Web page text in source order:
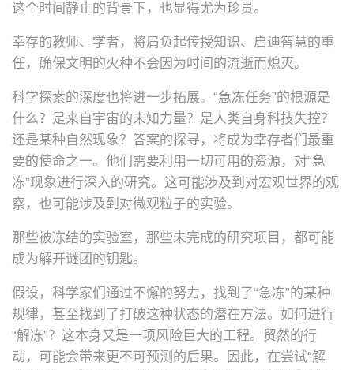
这个时间静止的背景下，也显得尤为珍贵。
幸存的教师、学者，将肩负起传授知识、启迪智慧的重
任，确保文明的火种不会因为时间的流逝而熄灭。
科学探索的深度也将进一步拓展。“急冻任务”的根源是
什么？是来自宇宙的未知力量？是人类自身科技失控？
还是某种自然现象？答案的探寻，将成为幸存者们最重
要的使命之一。他们需要利用一切可用的资源，对“急
冻”现象进行深入的研究。这可能涉及到对宏观世界的观
察，也可能涉及到对微观粒子的实验。
那些被冻结的实验室，那些未完成的研究项目，都可能
成为解开谜团的钥匙。
假设，科学家们通过不懈的努力，找到了“急冻”的某种
规律，甚至找到了打破这种状态的潜在方法。如何进行
“解冻”？这本身又是一项风险巨大的工程。贸然的行
动，可能会带来更不可预测的后果。因此，在尝试“解